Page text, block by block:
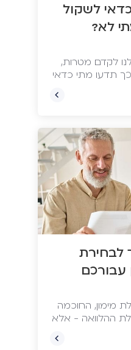
לשקול
לא?
לנו לקדם מטרות,
תדעו מתי כדאי
להפיק מההלוואה
לבחירת
עבורכם
מימון, החוכמה
היא לא בהכרח בעצם קבלת ההלוואה - אלא
בחוכמה, ריכזנו